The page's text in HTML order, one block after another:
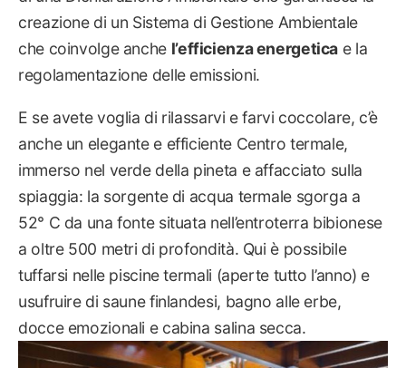
creazione di un Sistema di Gestione Ambientale
che coinvolge anche l’efficienza energetica e la
regolamentazione delle emissioni.
E se avete voglia di rilassarvi e farvi coccolare, c’è
anche un elegante e efficiente Centro termale,
immerso nel verde della pineta e affacciato sulla
spiaggia: la sorgente di acqua termale sgorga a
52° C da una fonte situata nell’entroterra bibionese
a oltre 500 metri di profondità. Qui è possibile
tuffarsi nelle piscine termali (aperte tutto l’anno) e
usufruire di saune finlandesi, bagno alle erbe,
docce emozionali e cabina salina secca.